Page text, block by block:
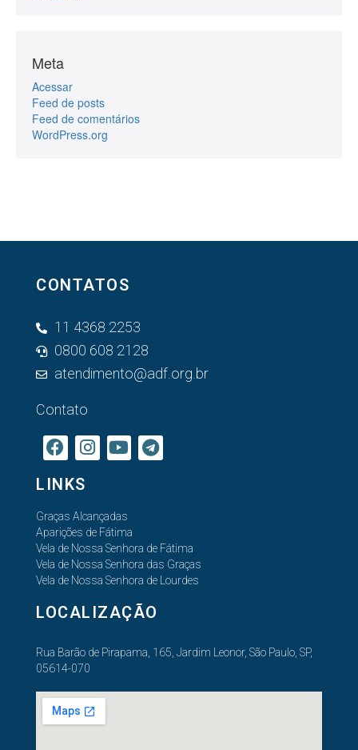
Meta
Acessar
Feed de posts
Feed de comentários
WordPress.org
CONTATOS
11 4368 2253
0800 608 2128
atendimento@adf.org.br
Contato
LINKS
Graças Alcançadas
Aparições de Fátima
Vela de Nossa Senhora de Fátima
Vela de Nossa Senhora das Graças
Vela de Nossa Senhora de Lourdes
LOCALIZAÇÃO
Rua Barão de Pirapama, 165, Jardim Leonor, São Paulo, SP,
05614-070